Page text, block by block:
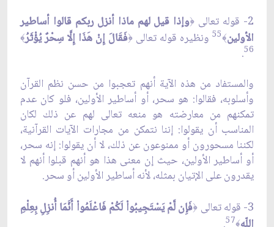
2- قوله تعالى
﴿وإذا قيل لهم ماذا أنزل ربكم قالوا أساطير
الأولين﴾55ونظيره قوله تعالى ﴿فَقَالَ إِنْ هَذَا إِلَّا سِحْرٌ يُؤْثَرُ﴾
56
.
والمستفاد من هذه الآية أنهم تعجبوا من حسن نظم القرآن
وأسلوبه، فقالوا: هو سحر، أو أساطير الأولين، فلو كان عدم
تمكنهم من معارضته هو منعه تعالى لهم عن ذلك لكان
المناسب أن يقولوا: إننا نتمكن من مجارات الآيات القرآنية،
لكننا مسحورون أو ممنوعون عن ذلك، لا أن يقولوا: إنه سحر،
أو أساطير الأولين، حيث إن معنى هذا هو أنهم قبلوا أنهم لا
يقدرون على الإتيان بمثله، لأنه أساطير الأولين أو سحر.
3- قوله تعالى
﴿فَإِن لَّمْ يَسْتَجِيبُواْ لَكُمْ فَاعْلَمُواْ أَنَّمَا أُنزِلِ بِعِلْمِ
﴾57